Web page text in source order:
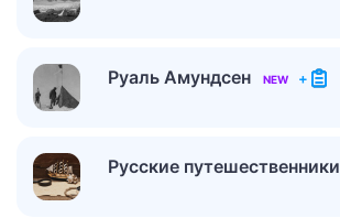
Руаль Амундсен NEW +
Русские путешественники